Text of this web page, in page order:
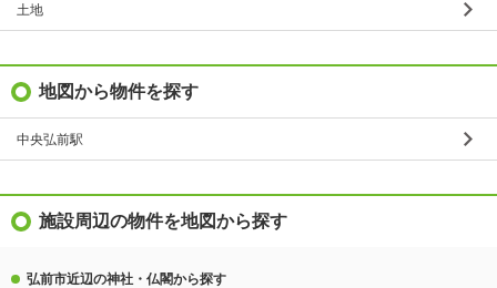
土地
地図から物件を探す
中央弘前駅
施設周辺の物件を地図から探す
弘前市近辺の神社・仏閣から探す